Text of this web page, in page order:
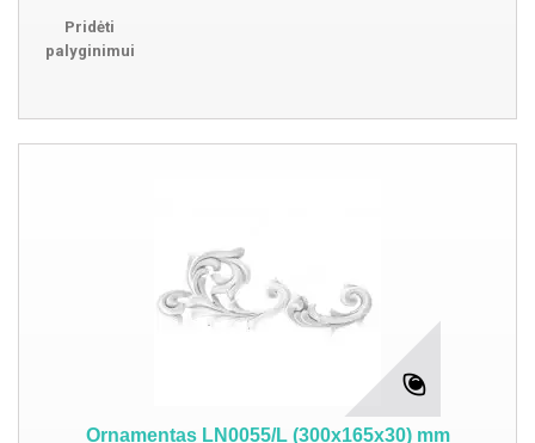
Pridėti
palyginimui
Ornamentas LN0055/L (300x165x30) mm